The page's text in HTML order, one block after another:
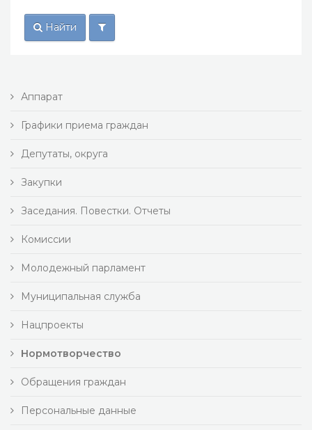
Найти
Аппарат
Графики приема граждан
Депутаты, округа
Закупки
Заседания. Повестки. Отчеты
Комиссии
Молодежный парламент
Муниципальная служба
Нацпроекты
Нормотворчество
Обращения граждан
Персональные данные